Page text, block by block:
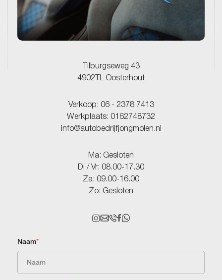
Tilburgseweg 43
4902TL Oosterhout
Verkoop: 06 - 2378 7413
Werkplaats: 0162748732
info@autobedrijfjongmolen.nl
Ma: Gesloten
Di / Vr: 08.00-17.30
Za: 09.00-16.00
Zo: Gesloten
Naam*